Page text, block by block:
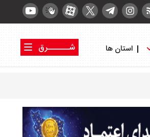
استان ها
شــــــرق